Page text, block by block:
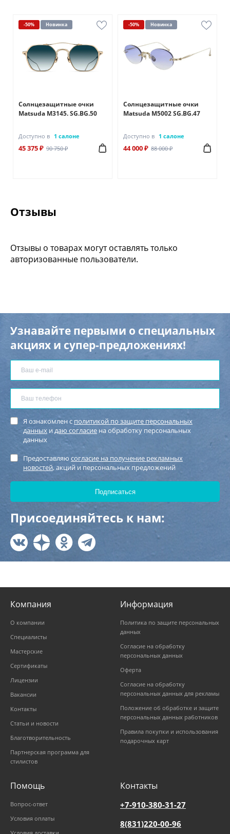
-50% Новинка
Солнцезащитные очки
Matsuda M3145. SG.BG.50
Доступно в 1 салоне
45 375 ₽ 90 750 ₽
-50% Новинка
Солнцезащитные очки
Matsuda M5002 SG.BG.47
Доступно в 1 салоне
44 000 ₽ 88 000 ₽
Отзывы
Отзывы о товарах могут оставлять только
авторизованные пользователи.
Узнавайте первыми о специальных
акциях и супер-предложениях!
Я ознакомлен с политикой по защите персональных
данных и даю согласие на обработку персональных
данных
Предоставляю согласие на получение рекламных
новостей, акций и персональных предложений
Присоединяйтесь к нам:
Компания
О компании
Специалисты
Мастерские
Сертификаты
Лицензии
Вакансии
Контакты
Статьи и новости
Благотворительность
Партнерская программа для
стилистов
Информация
Политика по защите персональных
данных
Согласие на обработку
персональных данных
Оферта
Согласие на обработку
персональных данных для рекламы
Положение об обработке и защите
персональных данных работников
Правила покупки и использования
подарочных карт
Помощь
Вопрос-ответ
Условия оплаты
Контакты
+7-910-380-31-27
8(831)220-00-96